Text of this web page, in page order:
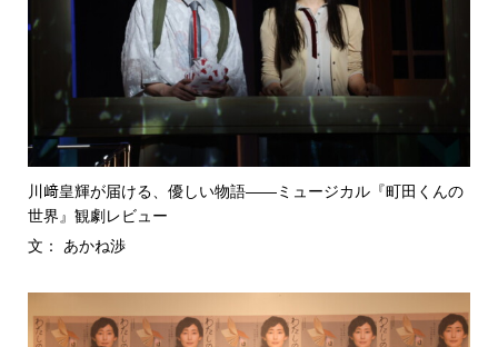
川﨑皇輝が届ける、優しい物語――ミュージカル『町田くんの
世界』観劇レビュー
文： あかね渉